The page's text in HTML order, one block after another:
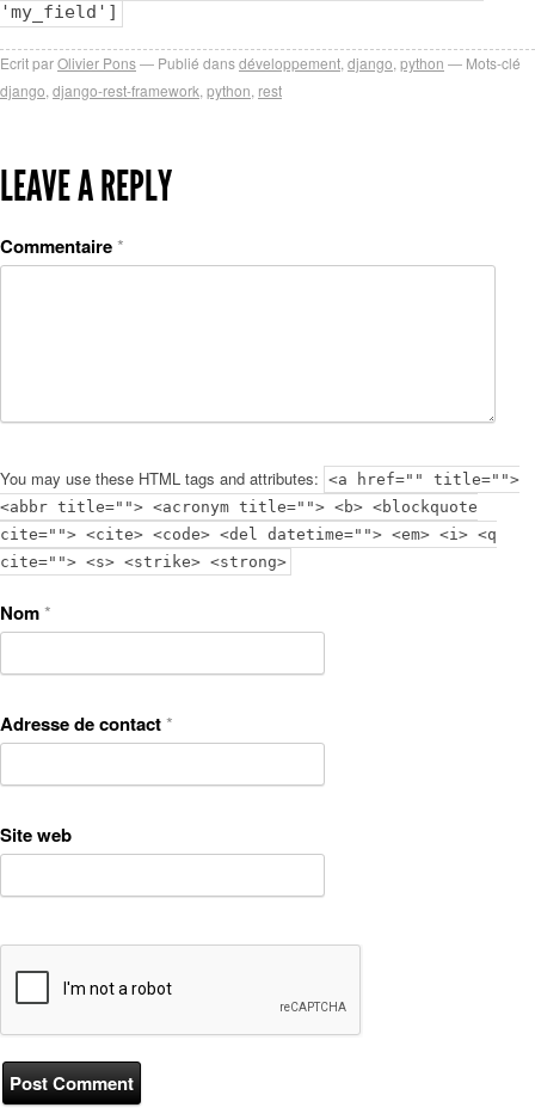
'my_field']
Ecrit parOlivier Pons Publié dansdéveloppement django python
Mots-clé
django django-rest-framework python rest
LEAVE A REPLY
Commentaire*
You may use these HTML tags and attributes: <a href="" title="">
<abbr title=""> <acronym title=""> <b> <blockquote
cite=""> <cite> <code> <del datetime=""> <em> <i> <q
cite=""> <s> <strike> <strong>
Nom*
Adresse de contact*
Site web